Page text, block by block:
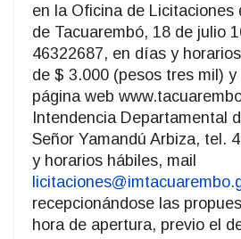
en la Oficina de Licitaciones
de Tacuarembó, 18 de julio
46322687, en días y
de $ 3.000 (pesos tres mil)
página web
Intendencia Departamental
Señor Yamandú Arbiza, tel.
y horarios hábiles, mail
recepcionándose las
hora de apertura, previo el